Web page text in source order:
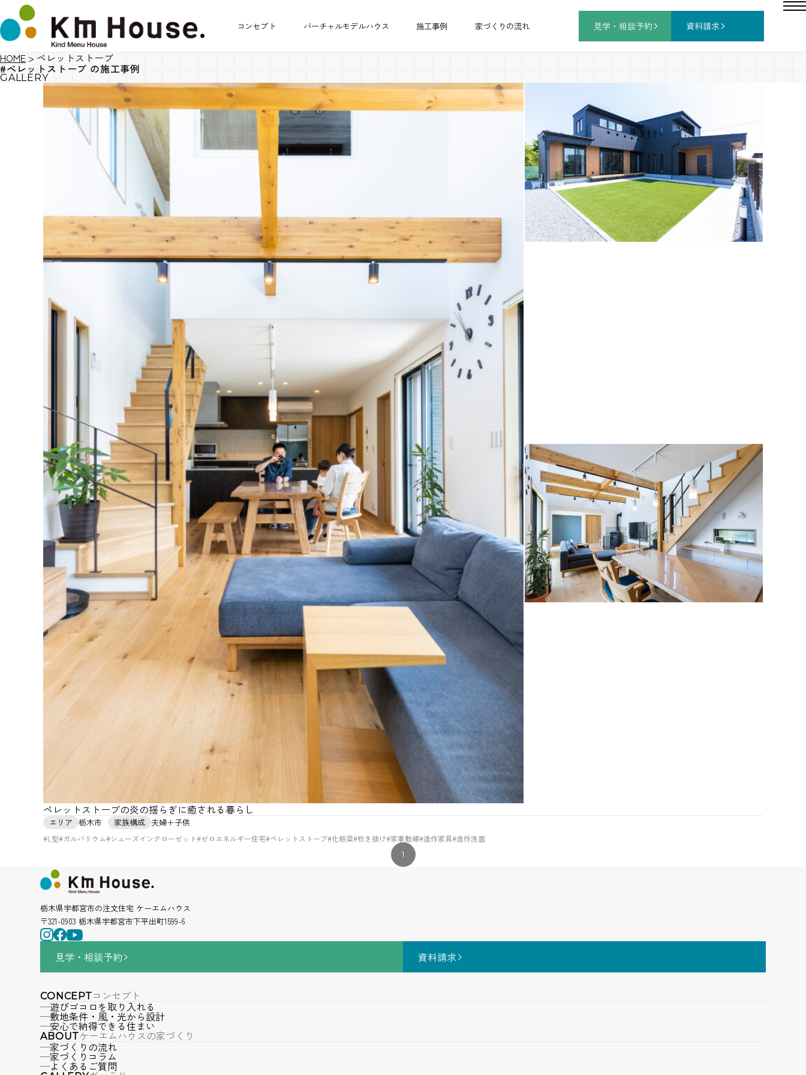
コンセプト バーチャルモデルハウス 施工事例 家づくりの流れ 見学・相談予約 資料請求
HOME > ペレットストーブ
#ペレットストーブ の施工事例
GALLERY
ペレットストーブの炎の揺らぎに癒される暮らし
エリア 栃木市 家族構成 夫婦＋子供
#L型#ガルバリウム#シューズインクローゼット#ゼロエネルギー住宅#ペレットストーブ#化粧梁#吹き抜け#家事動線#造作家具#造作洗面
1
栃木県宇都宮市の注文住宅 ケーエムハウス
〒321-0903 栃木県宇都宮市下平出町1599-6
見学・相談予約 資料請求
CONCEPTコンセプト
遊びゴコロを取り入れる
敷地条件・風・光から設計
安心で納得できる住まい
ABOUTケーエムハウスの家づくり
家づくりの流れ
家づくりコラム
よくあるご質問